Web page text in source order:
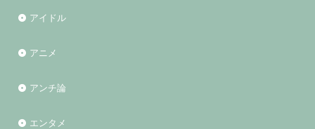
アイドル
アニメ
アンチ論
エンタメ